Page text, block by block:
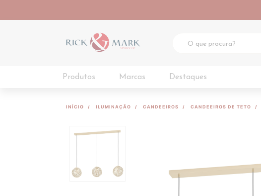
Produtos Marcas Destaques
INÍCIO ILUMINAÇÃO CANDEEIROS CANDEEIROS DE TETO